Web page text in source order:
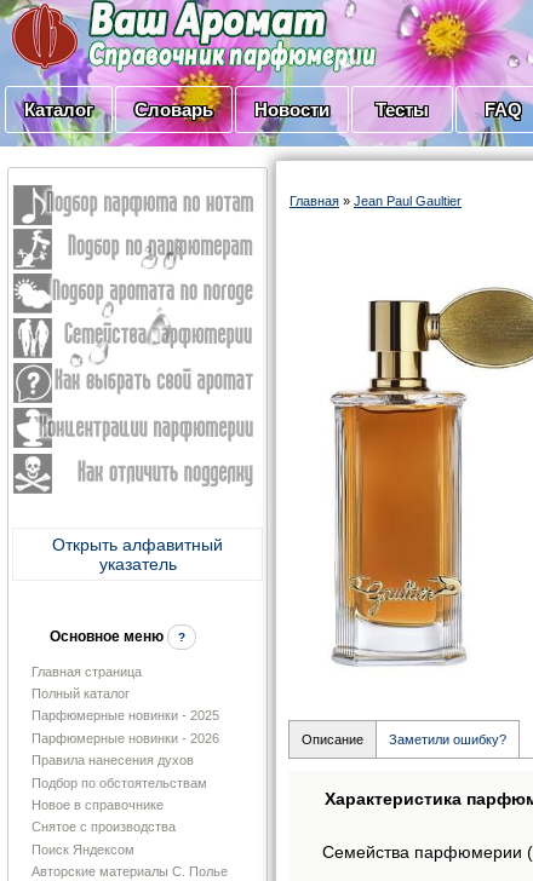
Каталог Словарь Новости Тесты
Открыть алфавитный
указатель
Основное меню ?
Главная страница
Полный каталог
Парфюмерные новинки - 2025
Парфюмерные новинки - 2026
Правила нанесения духов
Подбор по обстоятельствам
Новое в справочнике
Снятое с производства
Поиск Яндексом
Авторские материалы С. Полье
Главная » Jean Paul Gaultier
Описание Заметили ошибку?
Характеристика
Семейства парфюмерии